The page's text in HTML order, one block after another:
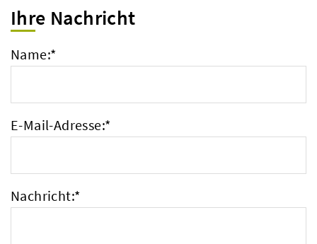
Ihre Nachricht
Name:*
E-Mail-Adresse:*
Nachricht:*